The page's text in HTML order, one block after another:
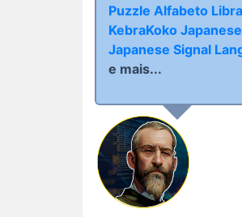
Puzzle Alfabeto
KebraKoko
Japanese Signal
e mais...